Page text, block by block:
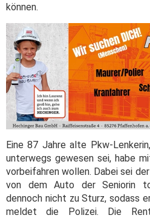
können.
Eine 87 Jahre alte Pkw-
unterwegs gewesen sei, habe
vorbeifahren wollen. Dabei sei
von dem Auto der Seniorin
dennoch nicht zu Sturz, sodass
meldet die Polizei. Die